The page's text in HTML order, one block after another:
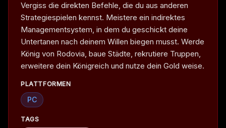
Vergiss die direkten Befehle, die du aus anderen
Strategiespielen kennst. Meistere ein indirektes
Managementsystem, in dem du geschickt deine
Untertanen nach deinem Willen biegen musst. Werde
König von Rodovia, baue Städte, rekrutiere Truppen,
erweitere dein Königreich und nutze dein Gold weise.
PLATTFORMEN
PC
TAGS